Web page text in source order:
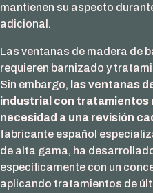
mantienen su aspecto
adicional.
Las ventanas de madera de
requieren barnizado y
Sin embargo, las ventanas
industrial con tratamientos
necesidad a una revisión
fabricante español
de alta gama, ha
específicamente con un
aplicando tratamientos de